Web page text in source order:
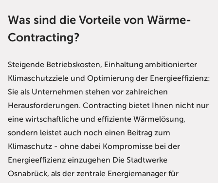
Was sind die Vorteile von Wärme-
Contracting?
Steigende Betriebskosten, Einhaltung ambitionierter
Klimaschutzziele und Optimierung der Energieeffizienz:
Sie als Unternehmen stehen vor zahlreichen
Herausforderungen. Contracting bietet Ihnen nicht nur
eine wirtschaftliche und effiziente Wärmelösung,
sondern leistet auch noch einen Beitrag zum
Klimaschutz - ohne dabei Kompromisse bei der
Energieeffizienz einzugehen Die Stadtwerke
Osnabrück, als der zentrale Energiemanager für